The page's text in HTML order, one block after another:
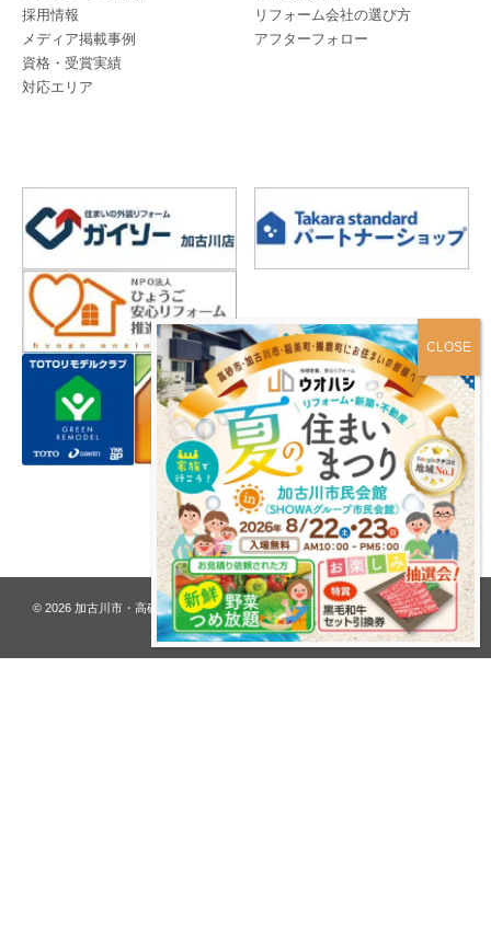
採用情報
メディア掲載事例
資格・受賞実績
対応エリア
リフォーム会社の選び方
アフターフォロー
プライバシーポリシー
© 2026 加古川市・高砂市 夢リフォーム ウオハシ – 創業128年の老舗. All rights
reserved.